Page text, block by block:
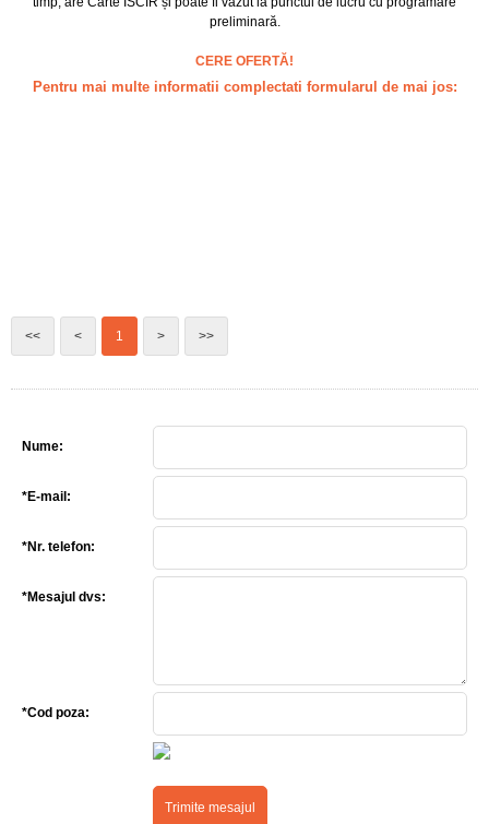
preliminară.
CERE OFERTĂ!
Pentru mai multe informatii complectati formularul de mai jos:
<< < 1 > >>
Nume:
*E-mail:
*Nr. telefon:
*Mesajul dvs:
*Cod poza: